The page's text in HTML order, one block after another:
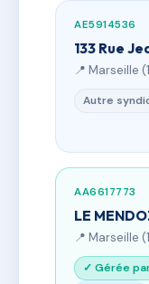
AE5914536
133 Rue
📍 Marseille
Autre
AA6617773
LE
📍 Marseille
✓ Gérée